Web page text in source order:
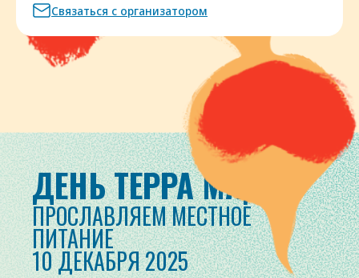
Связаться с организатором
ДЕНЬ ТЕРРА МАДРЕ
ПРОСЛАВЛЯЕМ МЕСТНОЕ
ПИТАНИЕ
10 ДЕКАБРЯ 2025